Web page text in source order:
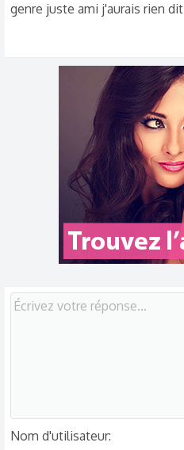
genre juste ami j'aurais rien dit
Nom d'utilisateur